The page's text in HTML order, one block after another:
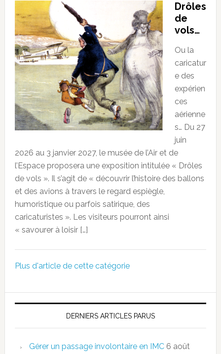
Drôles
de
vols…
Ou la
caricatur
e des
expérien
ces
aérienne
s… Du 27
juin
2026 au 3 janvier 2027, le musée de l’Air et de
l’Espace proposera une exposition intitulée « Drôles
de vols ». Il s’agit de « découvrir l’histoire des ballons
et des avions à travers le regard espiègle,
humoristique ou parfois satirique, des
caricaturistes ». Les visiteurs pourront ainsi
« savourer à loisir […]
Plus d'article de cette catégorie
DERNIERS ARTICLES PARUS
Gérer un passage involontaire en IMC 6 août